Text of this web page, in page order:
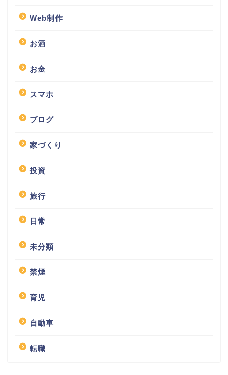
Web制作
お酒
お金
スマホ
ブログ
家づくり
投資
旅行
日常
未分類
禁煙
育児
自動車
転職